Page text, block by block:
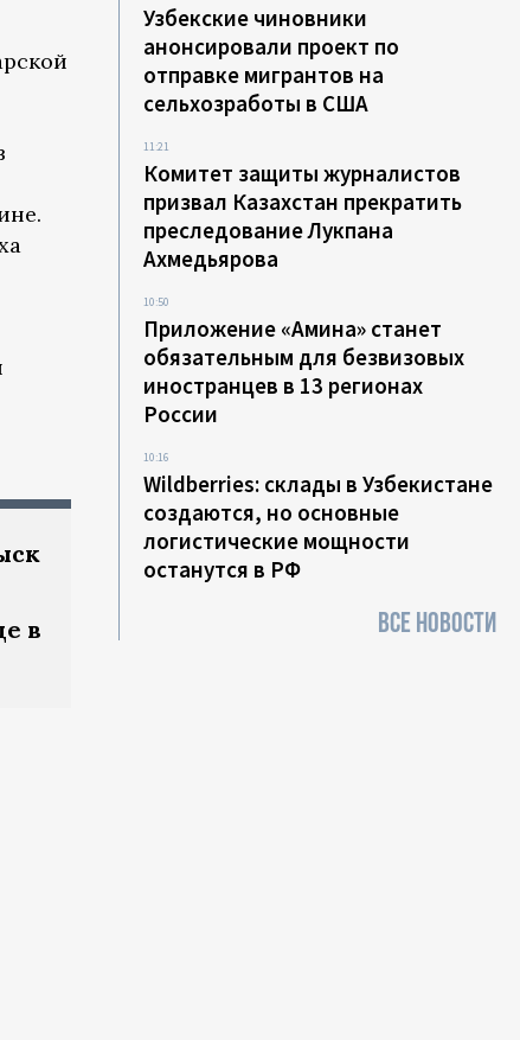
в
Узбекские чиновники
анонсировали проект по
отправке мигрантов на
сельхозработы в США
11:21
Комитет защиты журналистов
призвал Казахстан прекратить
преследование Лукпана
Ахмедьярова
10:50
Приложение «Амина» станет
обязательным для безвизовых
иностранцев в 13 регионах
России
10:16
Wildberries: склады в Узбекистане
создаются, но основные
логистические мощности
останутся в РФ
ВСЕ НОВОСТИ